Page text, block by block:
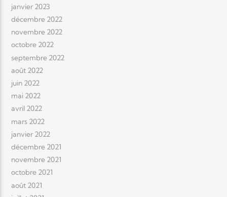
janvier 2023
décembre 2022
novembre 2022
octobre 2022
septembre 2022
août 2022
juin 2022
mai 2022
avril 2022
mars 2022
janvier 2022
décembre 2021
novembre 2021
octobre 2021
août 2021